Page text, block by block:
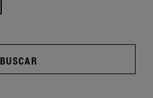
BUSCAR